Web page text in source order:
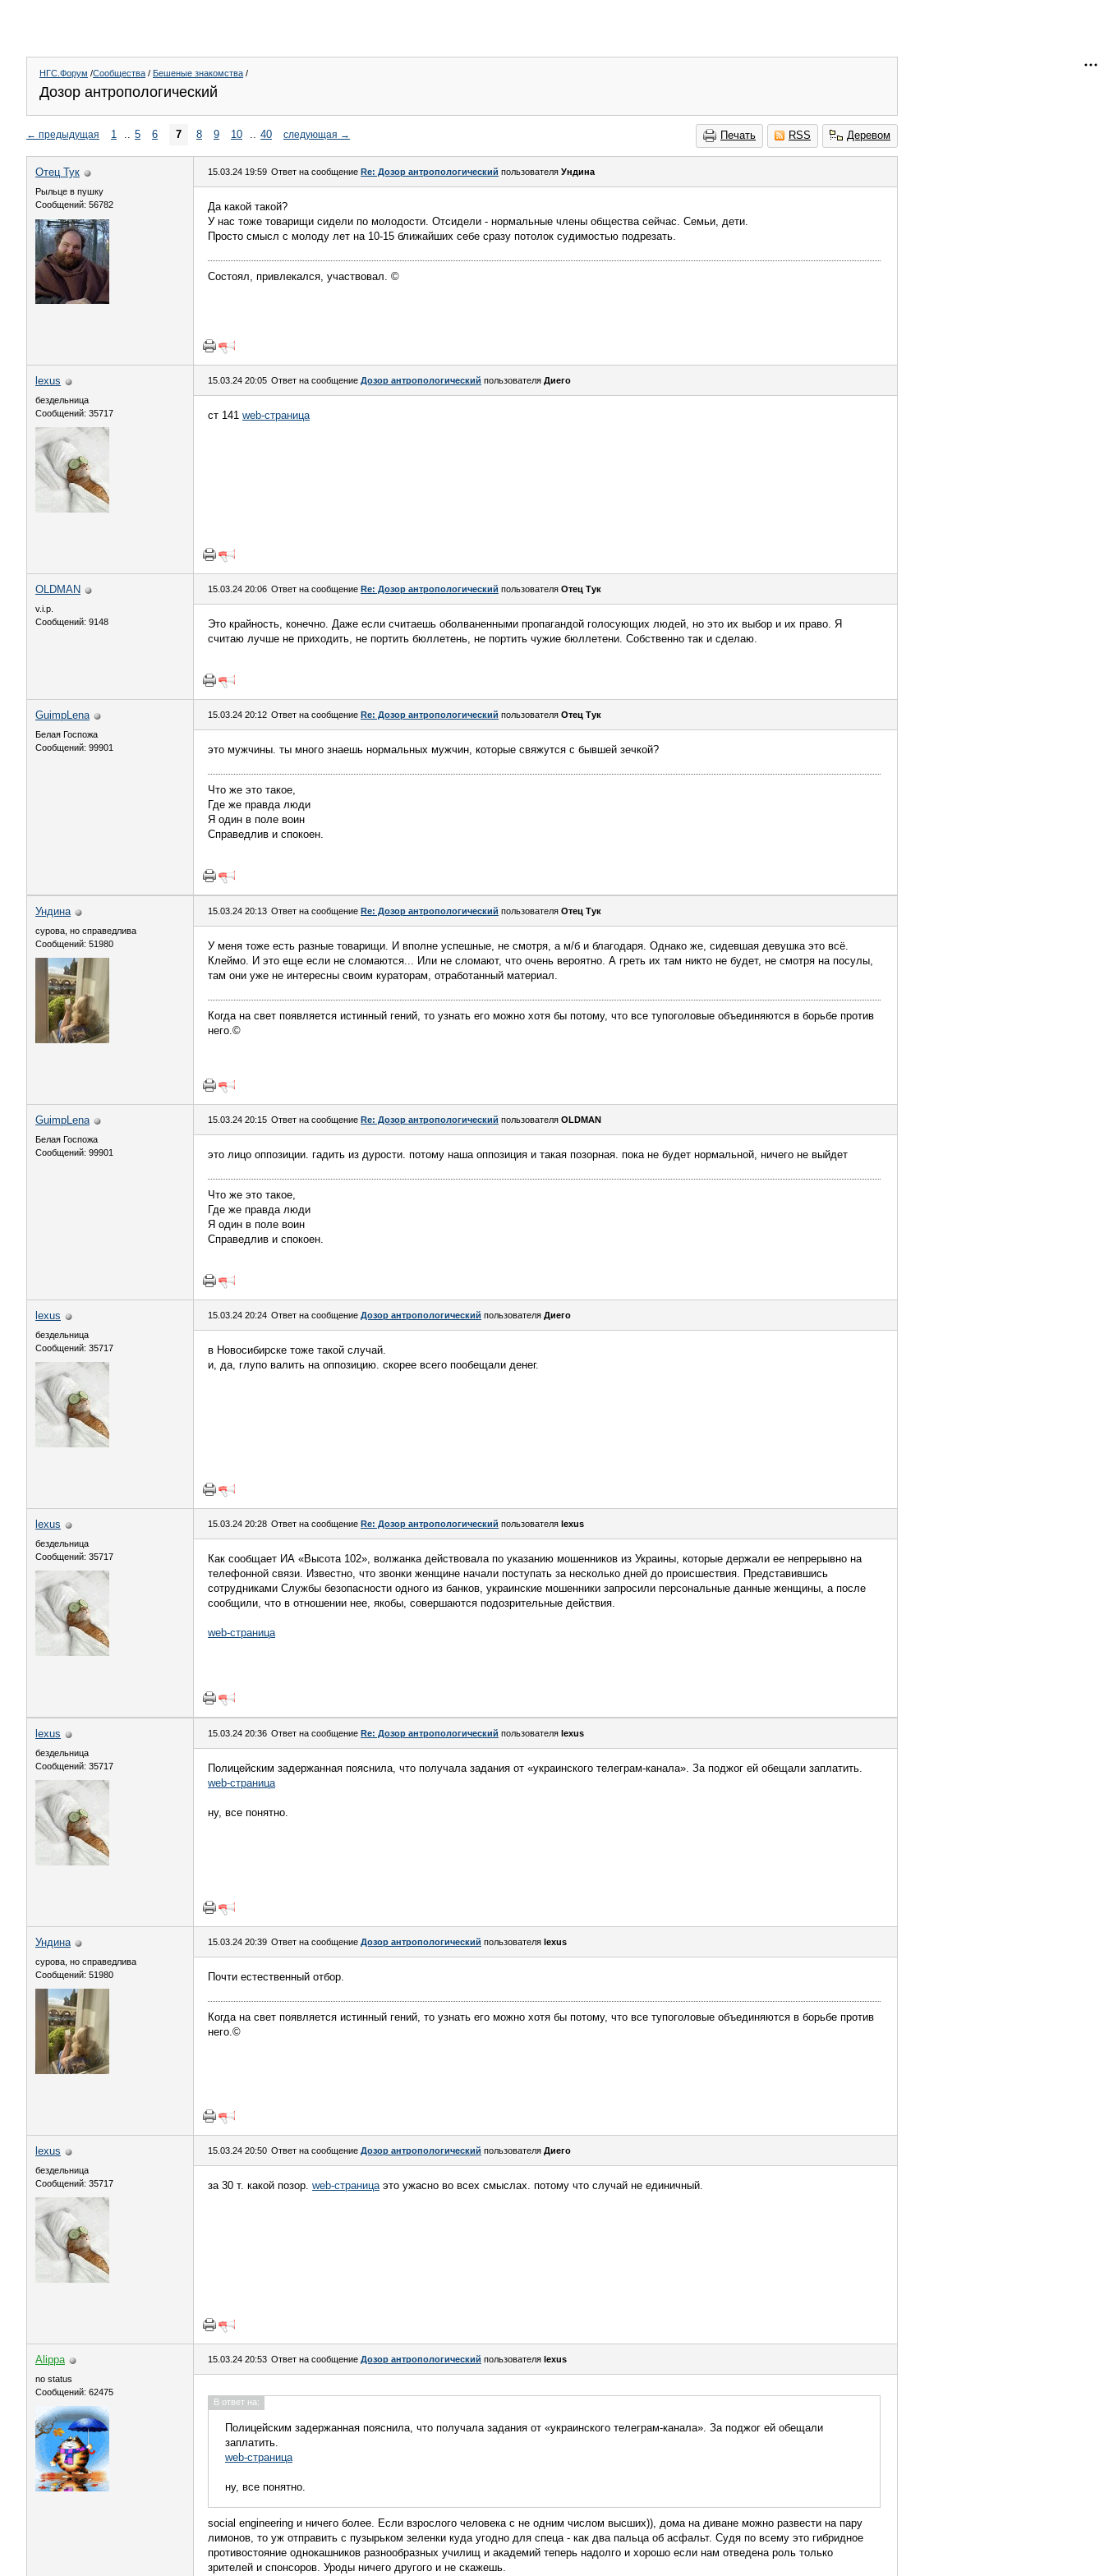
НГС.Форум /Сообщества / Бешеные знакомства /
Дозор антропологический
Печать RSS Деревом
← предыдущая 1 .. 5 6 7 8 9 10 .. 40 следующая →
Отец Тук
Рыльце в пушку
Сообщений: 56782
15.03.24 19:59 Ответ на сообщение Re: Дозор антропологический пользователя Ундинa
Да какой такой?
У нас тоже товарищи сидели по молодости. Отсидели - нормальные члены общества сейчас. Семьи, дети.
Просто смысл с молоду лет на 10-15 ближайших себе сразу потолок судимостью подрезать.
Состоял, привлекался, участвовал. ©
lexus
бездельница
Сообщений: 35717
15.03.24 20:05 Ответ на сообщение Дозор антропологический пользователя Диего
ст 141 web-страница
OLDMAN
v.i.p.
Сообщений: 9148
15.03.24 20:06 Ответ на сообщение Re: Дозор антропологический пользователя Отец Тук
Это крайность, конечно. Даже если считаешь оболваненными пропагандой голосующих людей, но это их выбор и их право. Я
считаю лучше не приходить, не портить бюллетень, не портить чужие бюллетени. Собственно так и сделаю.
GuimpLena
Белая Госпожа
Сообщений: 99901
15.03.24 20:12 Ответ на сообщение Re: Дозор антропологический пользователя Отец Тук
это мужчины. ты много знаешь нормальных мужчин, которые свяжутся с бывшей зечкой?
Что же это такое,
Где же правда люди
Я один в поле воин
Справедлив и спокоен.
Ундинa
сурова, но справедлива
Сообщений: 51980
15.03.24 20:13 Ответ на сообщение Re: Дозор антропологический пользователя Отец Тук
У меня тоже есть разные товарищи. И вполне успешные, не смотря, а м/б и благодаря. Однако же, сидевшая девушка это всё.
Клеймо. И это еще если не сломаются... Или не сломают, что очень вероятно. А греть их там никто не будет, не смотря на посулы,
там они уже не интересны своим кураторам, отработанный материал.
Когда на свет появляется истинный гений, то узнать его можно хотя бы потому, что все тупоголовые объединяются в борьбе против
него.©
GuimpLena
Белая Госпожа
Сообщений: 99901
15.03.24 20:15 Ответ на сообщение Re: Дозор антропологический пользователя OLDMAN
это лицо оппозиции. гадить из дурости. потому наша оппозиция и такая позорная. пока не будет нормальной, ничего не выйдет
Что же это такое,
Где же правда люди
Я один в поле воин
Справедлив и спокоен.
lexus
бездельница
Сообщений: 35717
15.03.24 20:24 Ответ на сообщение Дозор антропологический пользователя Диего
в Новосибирске тоже такой случай.
и, да, глупо валить на оппозицию. скорее всего пообещали денег.
lexus
бездельница
Сообщений: 35717
15.03.24 20:28 Ответ на сообщение Re: Дозор антропологический пользователя lexus
Как сообщает ИА «Высота 102», волжанка действовала по указанию мошенников из Украины, которые держали ее непрерывно на
телефонной связи. Известно, что звонки женщине начали поступать за несколько дней до происшествия. Представившись
сотрудниками Службы безопасности одного из банков, украинские мошенники запросили персональные данные женщины, а после
сообщили, что в отношении нее, якобы, совершаются подозрительные действия.
web-страница
lexus
бездельница
Сообщений: 35717
15.03.24 20:36 Ответ на сообщение Re: Дозор антропологический пользователя lexus
Полицейским задержанная пояснила, что получала задания от «украинского телеграм-канала». За поджог ей обещали заплатить.
web-страница
ну, все понятно.
Ундинa
сурова, но справедлива
Сообщений: 51980
15.03.24 20:39 Ответ на сообщение Дозор антропологический пользователя lexus
Почти естественный отбор.
Когда на свет появляется истинный гений, то узнать его можно хотя бы потому, что все тупоголовые объединяются в борьбе против
него.©
lexus
бездельница
Сообщений: 35717
15.03.24 20:50 Ответ на сообщение Дозор антропологический пользователя Диего
за 30 т. какой позор. web-страницаэто ужасно во всех смыслах. потому что случай не единичный.
Alippa
no status
Сообщений: 62475
15.03.24 20:53 Ответ на сообщение Дозор антропологический пользователя lexus
В ответ на:
Полицейским задержанная пояснила, что получала задания от «украинского телеграм-канала». За поджог ей обещали
заплатить.
web-страница
ну, все понятно.
social engineering и ничего более. Если взрослого человека с не одним числом высших)), дома на диване можно развести на пару
лимонов, то уж отправить с пузырьком зеленки куда угодно для спеца - как два пальца об асфальт. Судя по всему это гибридное
противостояние однокашников разнообразных училищ и академий теперь надолго и хорошо если нам отведена роль только
зрителей и спонсоров. Уроды ничего другого и не скажешь.